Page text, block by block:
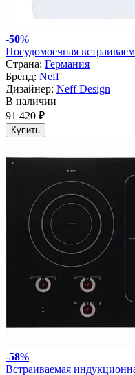
-50%
Посудомоечная
Страна: Германия
Бренд: Neff
Дизайнер: Neff Design
В наличии
91 420 ₽
Купить
-58%
Встраиваемая